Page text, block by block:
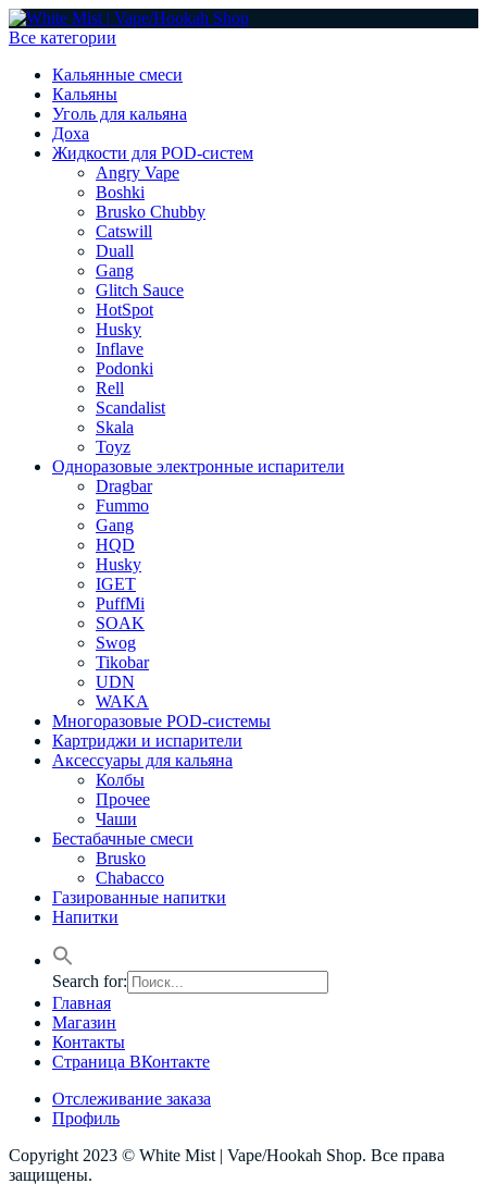
Все категории
Кальянные смеси
Кальяны
Уголь для кальяна
Доха
Жидкости для POD-систем
Angry Vape
Boshki
Brusko Chubby
Catswill
Duall
Gang
Glitch Sauce
HotSpot
Husky
Inflave
Podonki
Rell
Scandalist
Skala
Toyz
Одноразовые электронные испарители
Dragbar
Fummo
Gang
HQD
Husky
IGET
PuffMi
SOAK
Swog
Tikobar
UDN
WAKA
Многоразовые POD-системы
Картриджи и испарители
Аксессуары для кальяна
Колбы
Прочее
Чаши
Бестабачные смеси
Brusko
Chabacco
Газированные напитки
Напитки
Search for:
Главная
Магазин
Контакты
Страница ВКонтакте
Отслеживание заказа
Профиль
Copyright 2023 © White Mist | Vape/Hookah Shop. Все права
защищены.